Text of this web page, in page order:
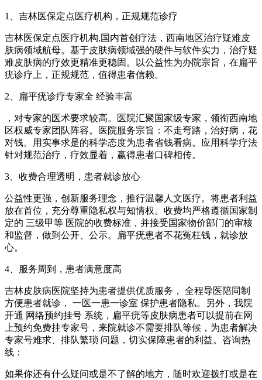
1、吉林医保定点医疗机构，正规规范诊疗
吉林医保定点医疗机构,国内首创疗法，西南地区治疗疑难皮
肤病领域航母。基于皮肤病领域强的硬件与软件实力，治疗疑
难皮肤病的疗效更精准更稳固。以公益性为办院宗旨，在扁平
疣诊疗上，正规规范，值得患者信赖。
2、扁平疣诊疗专家全 经验丰富
，对专家的医术要求较高。医院汇聚国家级专家，领衔西南地
区权威专家团队阵容。医院服务宗旨：不走弯路，治好病，花
对钱。用实事求是的科学态度为患者省钱看病。应用科学疗法
针对规范治疗，疗效显着，赢得患者口碑相传。
3、收费合理透明，患者就诊放心
公益性更强，创新服务理念，推行温馨人文医疗。将患者利益
放在首位，充分尊重隐私权与知情权。收费均严格遵循国家制
定的 三级甲等 医院的收费标准，并接受国家物价部门的审核
和监督，做到公开、公示。扁平疣患者不花冤枉钱，就诊放
心。
4、服务周到，患者满意度高
吉林皮肤病医院坚持为患者提供优质服务， 全程导医陪同制
方便患者就诊， 一医一患一诊室 保护患者隐私。另外，我院
开通 网络预约挂号 系统，扁平疣等皮肤病患者可以提前在网
上预约免费挂专家号，来院就诊不需要排队等候，为患者解决
专家号难求、排队繁琐 问题，切实保障患者的利益。咨询热
线：
如果你还有什么疑问或是不了解的地方，随时欢迎拨打或是在